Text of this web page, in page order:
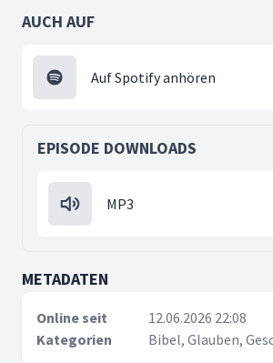
AUCH AUF
Auf Spotify anhören
EPISODE DOWNLOADS
MP3
METADATEN
Online seit
12.06.2026 22:08
Kategorien
Bibel, Glauben,